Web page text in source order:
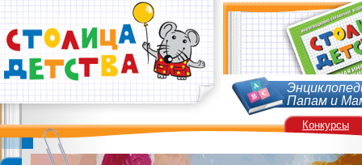
Папам и
Конкурсы